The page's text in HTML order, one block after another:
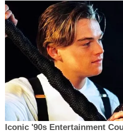
Iconic '90s Entertainment